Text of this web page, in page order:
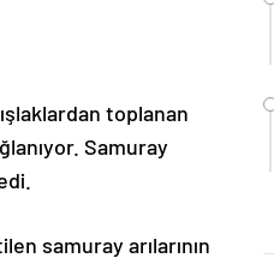
toplanan
Samuray
samuray arılarının